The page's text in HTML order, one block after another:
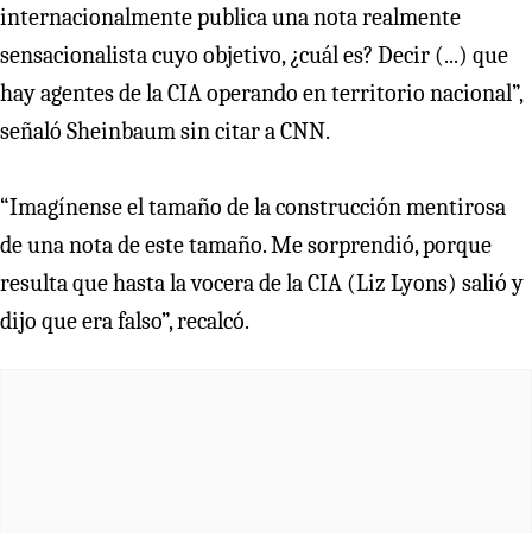
internacionalmente publica una nota realmente
sensacionalista cuyo objetivo, ¿cuál es? Decir (...) que
hay agentes de la CIA operando en territorio nacional”,
señaló Sheinbaum sin citar a CNN.
“Imagínense el tamaño de la construcción mentirosa
de una nota de este tamaño. Me sorprendió, porque
resulta que hasta la vocera de la CIA (Liz Lyons) salió y
dijo que era falso”, recalcó.